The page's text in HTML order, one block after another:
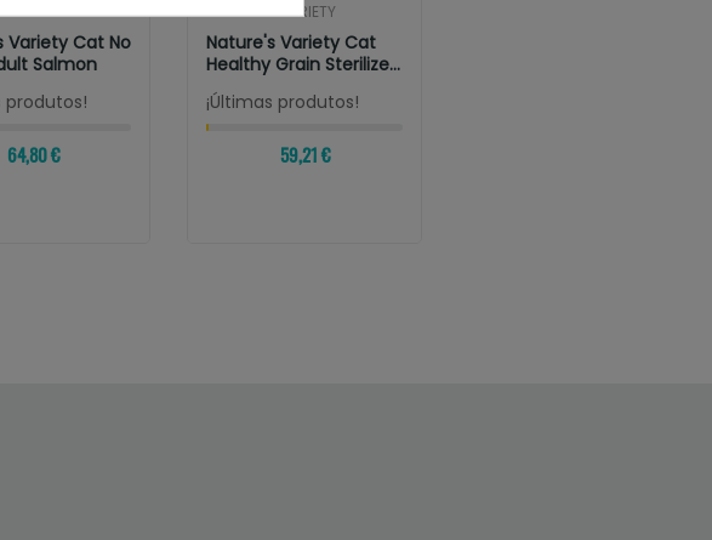
VARIETY
Variety Cat No
Salmon
produtos!
64,80 €
NATURE´S VARIETY
Nature's Variety Cat
Healthy Grain Sterilized
Salmon
¡Últimas produtos!
59,21 €